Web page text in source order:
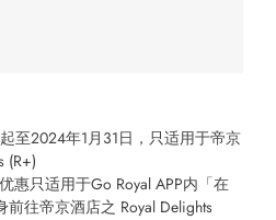
至2024年1月31日，只适用于帝京
(R+)
惠只适用于Go Royal APP内「在
前往帝京酒店之 Royal Delights